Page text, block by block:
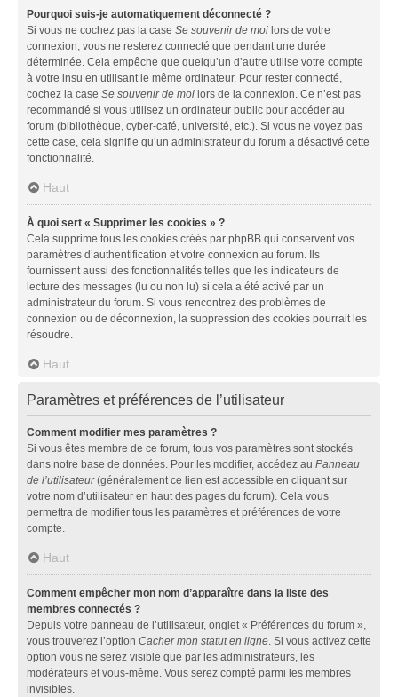
Pourquoi suis-je automatiquement déconnecté ?
Si vous ne cochez pas la case Se souvenir de moi lors de votre
connexion, vous ne resterez connecté que pendant une durée
déterminée. Cela empêche que quelqu’un d’autre utilise votre compte
à votre insu en utilisant le même ordinateur. Pour rester connecté,
cochez la case Se souvenir de moi lors de la connexion. Ce n’est pas
recommandé si vous utilisez un ordinateur public pour accéder au
forum (bibliothèque, cyber-café, université, etc.). Si vous ne voyez pas
cette case, cela signifie qu’un administrateur du forum a désactivé cette
fonctionnalité.
Haut
À quoi sert « Supprimer les cookies » ?
Cela supprime tous les cookies créés par phpBB qui conservent vos
paramètres d’authentification et votre connexion au forum. Ils
fournissent aussi des fonctionnalités telles que les indicateurs de
lecture des messages (lu ou non lu) si cela a été activé par un
administrateur du forum. Si vous rencontrez des problèmes de
connexion ou de déconnexion, la suppression des cookies pourrait les
résoudre.
Haut
Paramètres et préférences de l’utilisateur
Comment modifier mes paramètres ?
Si vous êtes membre de ce forum, tous vos paramètres sont stockés
dans notre base de données. Pour les modifier, accédez au Panneau
de l’utilisateur(généralement ce lien est accessible en cliquant sur
votre nom d’utilisateur en haut des pages du forum). Cela vous
permettra de modifier tous les paramètres et préférences de votre
compte.
Haut
Comment empêcher mon nom d’apparaître dans la liste des
membres connectés ?
Depuis votre panneau de l’utilisateur, onglet « Préférences du forum »,
vous trouverez l’option Cacher mon statut en ligne . Si vous activez cette
option vous ne serez visible que par les administrateurs, les
modérateurs et vous-même. Vous serez compté parmi les membres
invisibles.